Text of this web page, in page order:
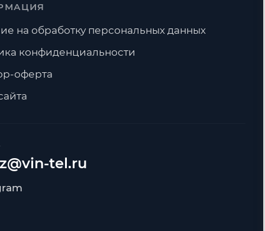
tel.ru
на обработку персональных данных
конфиденциальности
оферта